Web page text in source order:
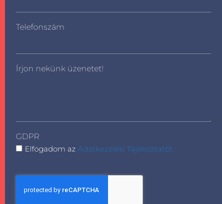
Telefonszám
Írjon nekünk üzenetet!
GDPR
Elfogadom azAdatkezelési Tájékoztatót.